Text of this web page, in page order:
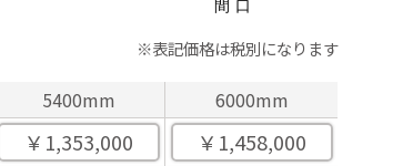
※表記価格は税別になります
5400mm
6000mm
￥1,353,000 ￥1,458,000